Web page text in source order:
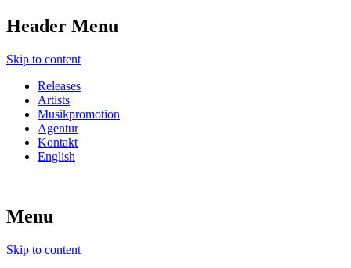
Header Menu
Skip to content
Releases
Artists
Musikpromotion
Agentur
Kontakt
English
Menu
Skip to content